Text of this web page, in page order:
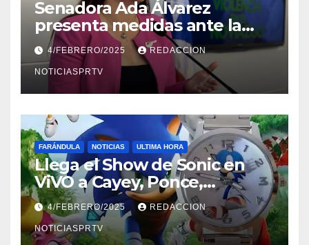
Senadora Ada Álvarez
presenta medidas ante la
violencia en el noviazgo
4/FEBRERO/2025 REDACCION
NOTICIASPRTV
FARÁNDULA NOTICIAS ULTIMA HORA
Llega el Show de Sonic en
ViVO a Cayey, Ponce,
Barceloneta y Humacao,
Relojes gratis para el que
compre ahora….
4/FEBRERO/2025 REDACCION
NOTICIASPRTV